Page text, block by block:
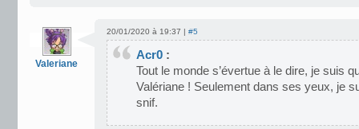
Valeriane
20/01/2020 à 19:37 | #5
Acr0 :
Tout le monde s’évertue à le dire, je suis
Valériane ! Seulement dans ses yeux, je
snif.